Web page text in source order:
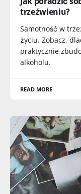
trzeźwieniu?
Samotność w
życiu. Zobacz,
praktycznie
alkoholu.
READ MORE